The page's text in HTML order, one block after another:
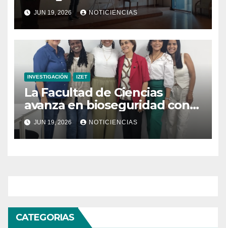
la transformación hacia la
refrigeración sostenible
JUN 19, 2026 NOTICIENCIAS
INVESTIGACIÓN IZET
La Facultad de Ciencias
avanza en bioseguridad con
la validación del nuevo
Manual para Laboratorios de
Microbiología Ambiental
JUN 19, 2026 NOTICIENCIAS
CATEGORIAS